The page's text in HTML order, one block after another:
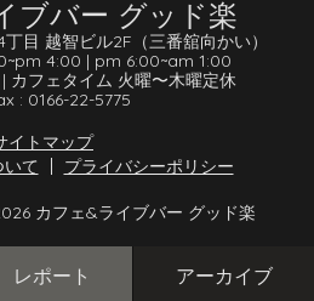
ブバー グッド楽
目 越智ビル2F （三番舘向かい）
~pm 4:00 | pm 6:00~am 1:00
| カフェタイム 火曜〜木曜定休
: 0166-22-5775
イトマップ
て
プライバシーポリシー
カフェ&ライブバー グッド楽
レポート アーカイブ